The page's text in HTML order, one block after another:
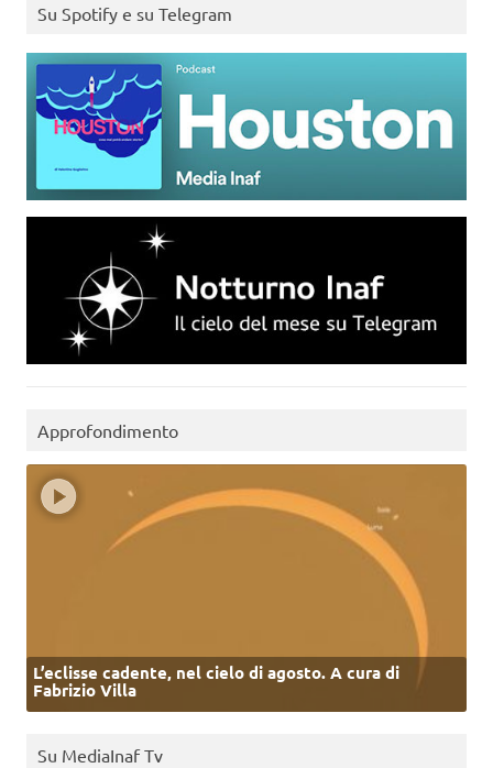
Su Spotify e su Telegram
Approfondimento
L’eclisse cadente, nel cielo di agosto. A cura di
Fabrizio Villa
Su MediaInaf Tv